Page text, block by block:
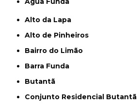
Alto da Lapa
Alto de Pinheiros
Bairro do Limão
Barra Funda
Butantã
Conjunto Residencial Butantã